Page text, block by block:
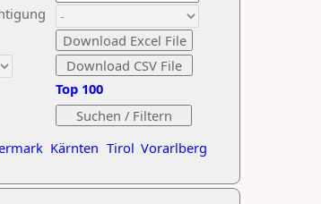
Kärnten Tirol Vorarlberg
Top 100